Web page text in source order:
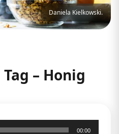
Daniela Kielkowski.
– Honig
00:00